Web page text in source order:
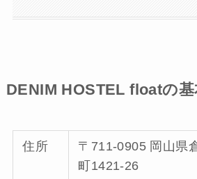
DENIM HOSTEL floatの基
住所
〒711-0905 岡山県
町1421-26